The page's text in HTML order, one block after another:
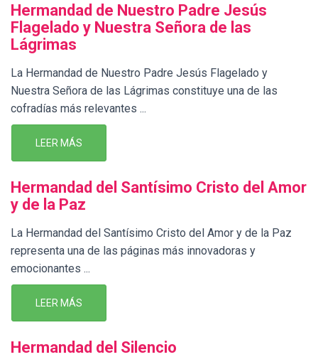
Hermandad de Nuestro Padre Jesús
Flagelado y Nuestra Señora de las
Lágrimas
La Hermandad de Nuestro Padre Jesús Flagelado y
Nuestra Señora de las Lágrimas constituye una de las
cofradías más relevantes ...
LEER MÁS
Hermandad del Santísimo Cristo del Amor
y de la Paz
La Hermandad del Santísimo Cristo del Amor y de la Paz
representa una de las páginas más innovadoras y
emocionantes ...
LEER MÁS
Hermandad del Silencio